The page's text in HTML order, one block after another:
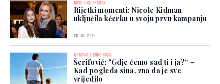
NOVO LICE BRENDA
Rijetki momenti: Nicole Kidman
uključila kćerku u svoju prvu kampanju
28. 07. 2025.
KOMPAS NJENOG SRCA
Šerifović: "Gdje ćemo sad ti i ja?“ –
Kad pogleda sina, zna da je sve
vrijedilo